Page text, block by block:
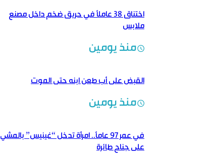
اختناق 38 عاملاً في حريق ضخم داخل مصنع
ملابس
منذ يومين
القبض على أب طعن ابنه حتى الموت
منذ يومين
في عمر 97 عاماً.. امرأة تدخل “غينيس” بالمشي
على جناح طائرة